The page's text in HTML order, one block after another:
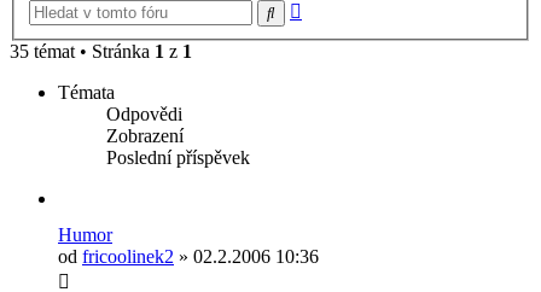
Hledat
35 témat • Stránka 1 z 1
Témata
Odpovědi
Zobrazení
Poslední příspěvek
Humor
od fricoolinek2 » 02.2.2006 10:36